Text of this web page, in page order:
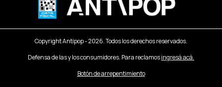
Copyright Antipop - 2026. Todos los derechos reservados.
Defensa de las y los consumidores. Para reclamosingresá acá.
Botón de arrepentimiento